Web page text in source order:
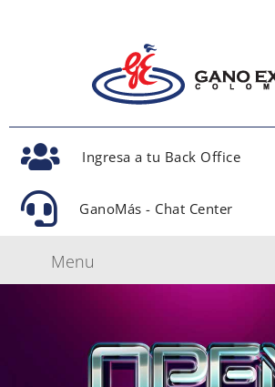
Ingresa a tu Back Office
GanoMás - Chat Center
Menu